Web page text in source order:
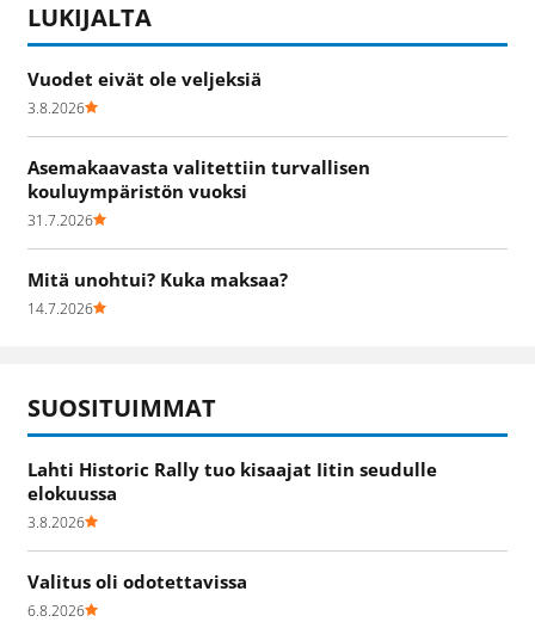
LUKIJALTA
Vuodet eivät ole veljeksiä
3.8.2026
Asemakaavasta valitettiin turvallisen
kouluympäristön vuoksi
31.7.2026
Mitä unohtui? Kuka maksaa?
14.7.2026
SUOSITUIMMAT
Lahti Historic Rally tuo kisaajat Iitin seudulle
elokuussa
3.8.2026
Valitus oli odotettavissa
6.8.2026